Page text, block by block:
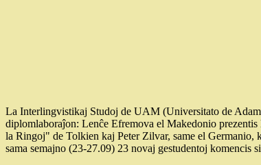
La Interlingvistikaj Studoj de UAM (Universitato de
diplomlaboraĵon: Lenĉe Efremova el Makedonio
la Ringoj" de Tolkien kaj Peter Zilvar, same el
sama semajno (23-27.09) 23 novaj gestudentoj komencis